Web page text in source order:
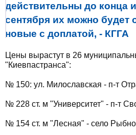
действительны до конца
сентября их можно будет
новые с доплатой, - КГГА
Цены вырастут в 26
"Киевпастранса":
№ 150: ул. Милославская - п-т
№ 228 ст. м "Университет" - п-т
№ 154 ст. м "Лесная" - село